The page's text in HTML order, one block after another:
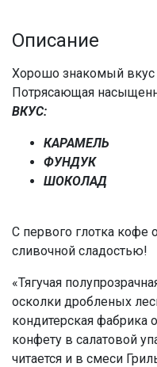
Описание
Хорошо знакомый
Потрясающая
ВКУС:
КАРАМЕЛЬ
ФУНДУК
ШОКОЛАД
С первого глотка кофе
сливочной сладостью!
«Тягучая
осколки дробленых
кондитерская
конфету в салатовой
читается и в смеси